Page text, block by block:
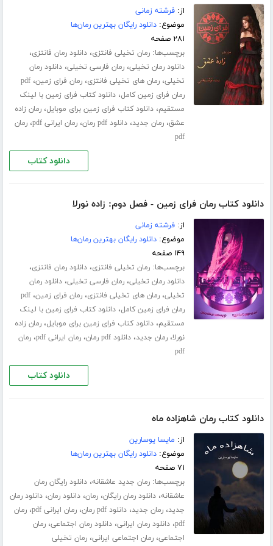
از:فرشته زمانی
موضوع:دانلود رایگان بهترین رمان‌ها
۲۸۱ صفحه
برچسب‌ها:رمان تخیلی فانتزی،دانلود رمان فانتزی،
دانلود رمان تخیلی،رمان فارسی تخیلی،دانلود رمان
تخیلی،رمان های تخیلی فانتزی،رمان فرای زمین،pdf
رمان فرای زمین کامل،دانلود کتاب فرای زمین با لینک
مستقیم،دانلود کتاب فرای زمین برای موبایل،رمان زاده
عشق،رمان جدید،دانلود pdf رمان ،رمان ایرانی pdf ،رمان
pdf
دانلود کتاب
دانلود کتاب رمان فرای زمین - فصل دوم: زاده نورلا
از:فرشته زمانی
موضوع:دانلود رایگان بهترین رمان‌ها
۱۴۹ صفحه
برچسب‌ها:رمان تخیلی فانتزی،دانلود رمان فانتزی،
دانلود رمان تخیلی،رمان فارسی تخیلی،دانلود رمان
تخیلی،رمان های تخیلی فانتزی،رمان فرای زمین،pdf
رمان فرای زمین کامل،دانلود کتاب فرای زمین با لینک
مستقیم،دانلود کتاب فرای زمین برای موبایل،رمان زاده
نورلا،رمان جدید،دانلود pdf رمان ،رمان ایرانی pdf ،رمان
pdf
دانلود کتاب
دانلود کتاب رمان شاهزاده ماه
از: مایسا یوسارین
موضوع:دانلود رایگان بهترین رمان‌ها
۷۱ صفحه
برچسب‌ها:رمان جدید عاشقانه،دانلود رایگان رمان
عاشقانه،دانلود رمان رایگان،رمان،دانلود رمان،دانلود رمان
جدید،رمان جدید،دانلود pdf رمان ،رمان ایرانی pdf ،رمان
pdf،دانلود رمان ایرانی،دانلود رمان اجتماعی،رمان
اجتماعی،رمان اجتماعی ایرانی،رمان تخیلی